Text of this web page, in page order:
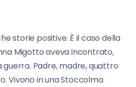
storie positive. È il caso della
Migotto aveva incontrato,
guerra. Padre, madre, quattro
Vivono in una Stoccolma